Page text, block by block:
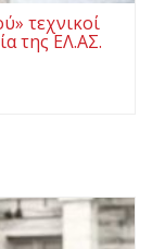
τεχνικοί
της ΕΛ.ΑΣ.